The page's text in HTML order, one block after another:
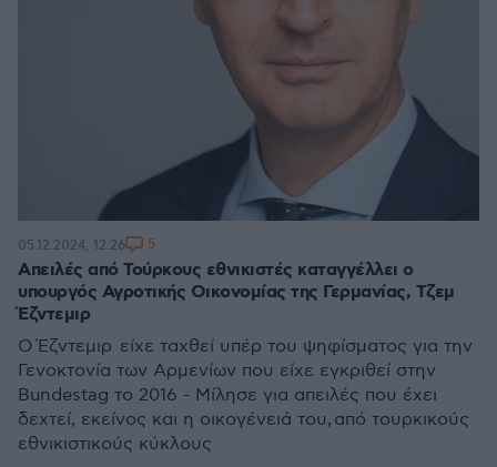
Απειλές από Τούρκους εθνικιστές καταγγέλλει ο
υπουργός Αγροτικής Οικονομίας της Γερμανίας, Τζεμ
Έζντεμιρ
Ο Έζντεμιρ είχε ταχθεί υπέρ του ψηφίσματος για την
Γενοκτονία των Αρμενίων που είχε εγκριθεί στην
Bundestag το 2016 - Μίλησε για απειλές που έχει
δεχτεί, εκείνος και η οικογένειά του, από τουρκικούς
εθνικιστικούς κύκλους
05.12.2024, 12:26 5